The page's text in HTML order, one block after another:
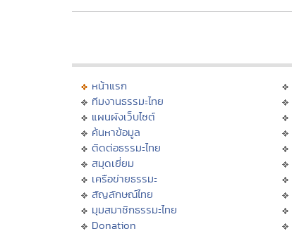
หน้าแรก
ทีมงานธรรมะไทย
แผนผังเว็บไซต์
ค้นหาข้อมูล
ติดต่อธรรมะไทย
สมุดเยี่ยม
เครือข่ายธรรมะ
สัญลักษณ์ไทย
มุมสมาชิกธรรมะไทย
Donation